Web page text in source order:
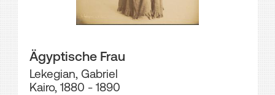
Ägyptische Frau
Lekegian, Gabriel
Kairo, 1880 - 1890